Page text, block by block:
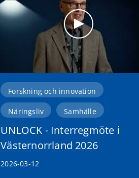
Forskning och innovation
Näringsliv Samhälle
UNLOCK - Interregmöte i
Västernorrland 2026
2026-03-12